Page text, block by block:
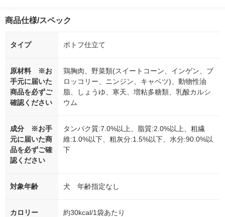
商品仕様/スペック
タイプ ポトフ仕立て
原材料 ※お
手元に届いた
商品を必ずご
確認ください
鶏胸肉、野菜類(スイートコーン、インゲン、ブ
ロッコリー、ニンジン、キャベツ)、動物性油
脂、しょうゆ、寒天、増粘多糖類、乳酸カルシ
ウム
成分 ※お手
元に届いた商
品を必ずご確
認ください
タンパク質:7.0%以上、脂質:2.0%以上、粗繊
維:1.0%以下、粗灰分:1.5%以下、水分:90.0%以
下
対象年齢 犬 年齢指定なし
カロリー
約30kcal/1袋あたり